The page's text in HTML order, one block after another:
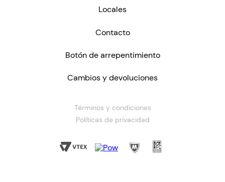
Locales
Contacto
Botón de arrepentimiento
Cambios y devoluciones
Términos y condiciones
Políticas de privacidad